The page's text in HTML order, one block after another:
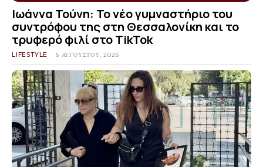
Ιωάννα Τούνη: Το νέο γυμναστήριο του
συντρόφου της στη Θεσσαλονίκη και το
τρυφερό φιλί στο TikTok
LIFESTYLE 6 ΑΥΓΟΎΣΤΟΥ, 2026